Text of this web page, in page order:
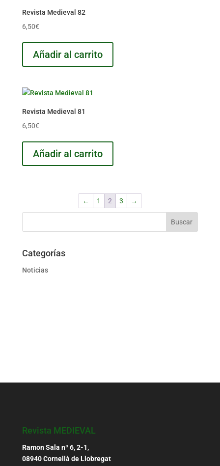
Revista Medieval 82
6,50€
Añadir al carrito
Revista Medieval 81
6,50€
Añadir al carrito
← 1 2 3 →
Categorías
Noticias
Revista MEDIEVAL
Ramon Sala nº 6, 2-1,
08940 Cornellà de Llobregat